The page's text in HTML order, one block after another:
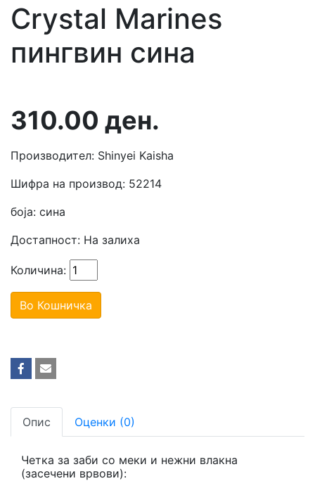
Crystal Marines
пингвин сина
310.00 ден.
Производител: Shinyei Kaisha
Шифра на производ: 52214
боја: сина
Достапност: На залиха
Количина:
Во Кошничка
Опис Оценки (0)
Четка за заби со меки и нежни влакна
(засечени врвови):